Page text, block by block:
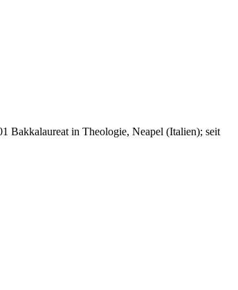
Bakkalaureat in Theologie, Neapel (Italien); seit